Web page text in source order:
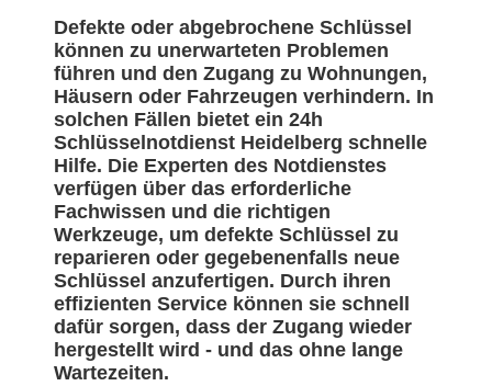
Defekte oder abgebrochene Schlüssel
können zu unerwarteten Problemen
führen und den Zugang zu Wohnungen,
Häusern oder Fahrzeugen verhindern. In
solchen Fällen bietet ein 24h
Schlüsselnotdienst Heidelberg schnelle
Hilfe. Die Experten des Notdienstes
verfügen über das erforderliche
Fachwissen und die richtigen
Werkzeuge, um defekte Schlüssel zu
reparieren oder gegebenenfalls neue
Schlüssel anzufertigen. Durch ihren
effizienten Service können sie schnell
dafür sorgen, dass der Zugang wieder
hergestellt wird - und das ohne lange
Wartezeiten.